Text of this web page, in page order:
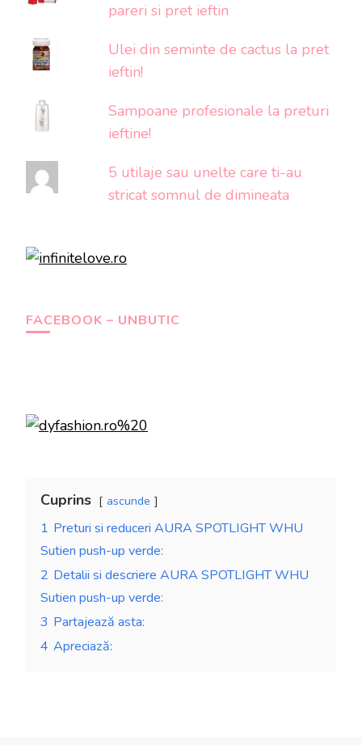
pareri si pret ieftin
Ulei din seminte de cactus la pret
ieftin!
Sampoane profesionale la preturi
ieftine!
5 utilaje sau unelte care ti-au
stricat somnul de dimineata
FACEBOOK – UNBUTIC
Cuprins ascunde
1 Preturi si reduceri AURA SPOTLIGHT WHU
Sutien push-up verde:
2 Detalii si descriere AURA SPOTLIGHT WHU
Sutien push-up verde:
3 Partajează asta:
4 Apreciază: